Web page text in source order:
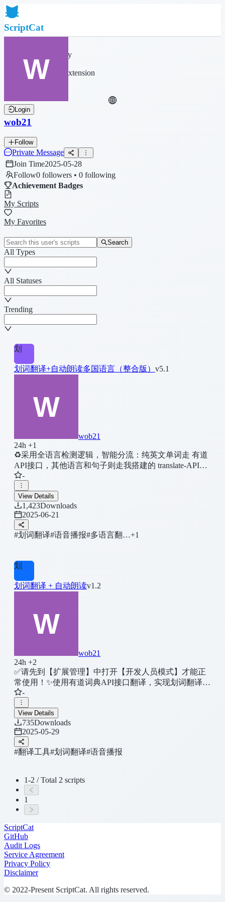
ScriptCat
Community
Script List
Browser Extension
Login
wob21
Follow
Private Message
Join Time2025-05-28
Follow0 followers • 0 following
Achievement Badges
My Scripts
My Favorites
Search
All Types
All Statuses
Trending
划
划词翻译+自动朗读多国语言（整合版） v5.1
wob21
24h +1
♻采用全语言检测逻辑，智能分流：纯英文单词走 有道
API接口，其他语言和句子则走我搭建的 translate-API接
口。✨实现划词后自动朗读并翻译，若电脑缺少语音包
则给出提示，可使用 Ctrl+空格 [关闭/开启] 该脚本。
-
View Details
1,423Downloads
2025-06-21
#划词翻译#语音播报#多语言翻…+1
划
划词翻译 + 自动朗读v1.2
wob21
24h +2
✅请先到【扩展管理】中打开【开发人员模式】才能正
常使用！✨使用有道词典API接口翻译，实现划词翻译
+朗读+鼠标移出划词范围则关闭悬浮翻译功能，不想使
用该脚本时按 "Ctrl+空格" 关闭该脚本，轻量快速稳定！
仅支持英译中、单词翻译，不支持句子翻译。国内外皆
可使用！
-
View Details
735Downloads
2025-05-29
#翻译工具#划词翻译#语音播报
1-2 / Total 2 scripts
1
ScriptCat
GitHub
Audit Logs
Service Agreement
Privacy Policy
Disclaimer
© 2022-Present ScriptCat. All rights reserved.